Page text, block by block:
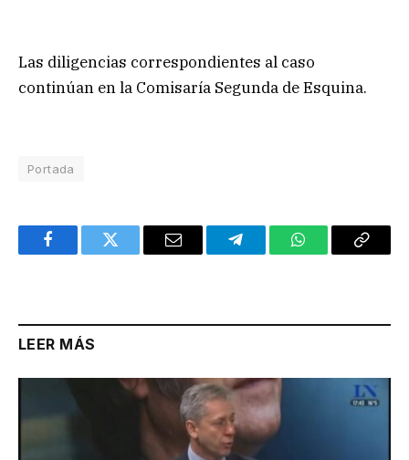
Las diligencias correspondientes al caso
continúan en la Comisaría Segunda de Esquina.
Portada
FacebookTwitter Email TelegramWhatsAppCopy
LEER MÁS